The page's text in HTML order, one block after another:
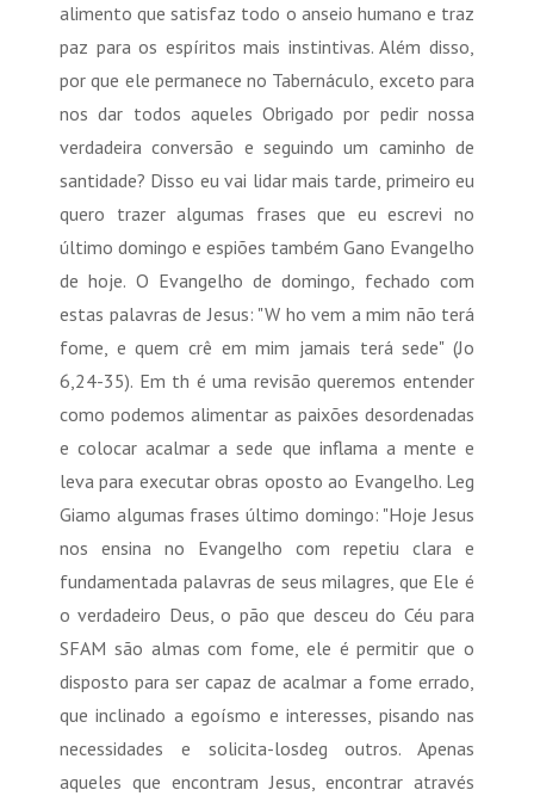
alimento que satisfaz todo o anseio humano e traz
paz para os espíritos mais instintivas. Além disso,
por que ele permanece no Tabernáculo, exceto para
nos dar todos aqueles Obrigado por pedir nossa
verdadeira conversão e seguindo um caminho de
santidade? Disso eu vai lidar mais tarde, primeiro eu
quero trazer algumas frases que eu escrevi no
último domingo e espiões também Gano Evangelho
de hoje. O Evangelho de domingo, fechado com
estas palavras de Jesus: "W ho vem a mim não terá
fome, e quem crê em mim jamais terá sede" (Jo
6,24-35). Em th é uma revisão queremos entender
como podemos alimentar as paixões desordenadas
e colocar acalmar a sede que inflama a mente e
leva para executar obras oposto ao Evangelho. Leg
Giamo algumas frases último domingo: "Hoje Jesus
nos ensina no Evangelho com repetiu clara e
fundamentada palavras de seus milagres, que Ele é
o verdadeiro Deus, o pão que desceu do Céu para
SFAM são almas com fome, ele é permitir que o
disposto para ser capaz de acalmar a fome errado,
que inclinado a egoísmo e interesses, pisando nas
necessidades e solicita-losdeg outros. Apenas
aqueles que encontram Jesus, encontrar através